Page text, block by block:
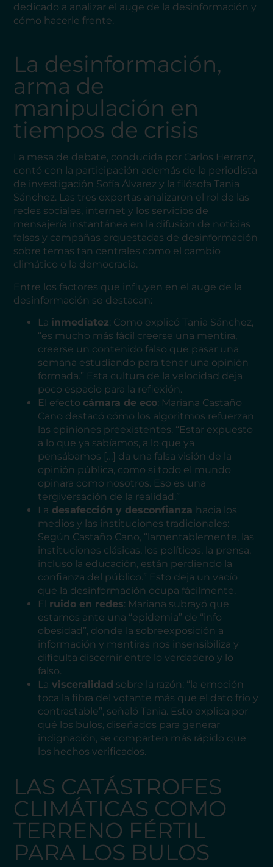
dedicado a analizar el auge de la desinformación y
cómo hacerle frente.
La desinformación,
arma de
manipulación en
tiempos de crisis
La mesa de debate, conducida por Carlos Herranz,
contó con la participación además de la periodista
de investigación Sofía Álvarez y la filósofa Tania
Sánchez. Las tres expertas analizaron el rol de las
redes sociales, internet y los servicios de
mensajería instantánea en la difusión de noticias
falsas y campañas orquestadas de desinformación
sobre temas tan centrales como el cambio
climático o la democracia.
Entre los factores que influyen en el auge de la
desinformación se destacan:
La inmediatez: Como explicó Tania Sánchez,
“es mucho más fácil creerse una mentira,
creerse un contenido falso que pasar una
semana estudiando para tener una opinión
formada.” Esta cultura de la velocidad deja
poco espacio para la reflexión.
El efecto cámara de eco: Mariana Castaño
Cano destacó cómo los algoritmos refuerzan
las opiniones preexistentes. “Estar expuesto
a lo que ya sabíamos, a lo que ya
pensábamos […] da una falsa visión de la
opinión pública, como si todo el mundo
opinara como nosotros. Eso es una
tergiversación de la realidad.”
La desafección y desconfianza hacia los
medios y las instituciones tradicionales:
Según Castaño Cano, “lamentablemente, las
instituciones clásicas, los políticos, la prensa,
incluso la educación, están perdiendo la
confianza del público.” Esto deja un vacío
que la desinformación ocupa fácilmente.
El ruido en redes: Mariana subrayó que
estamos ante una “epidemia” de “info
obesidad”, donde la sobreexposición a
información y mentiras nos insensibiliza y
dificulta discernir entre lo verdadero y lo
falso.
La visceralidad sobre la razón: “la emoción
toca la fibra del votante más que el dato frío y
contrastable”, señaló Tania. Esto explica por
qué los bulos, diseñados para generar
indignación, se comparten más rápido que
los hechos verificados.
LAS CATÁSTROFES
CLIMÁTICAS COMO
TERRENO FÉRTIL
PARA LOS BULOS